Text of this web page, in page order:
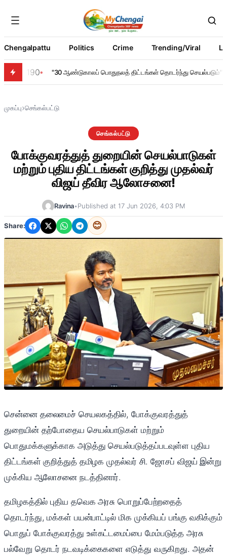
Chengalpattu Politics Crime Trending/Viral
190 "30 ஆண்டுகாலப் பொதுநலத் திட்டங்கள் தொடர்ந்து செயல்படும்" –
முகப்பு›செங்கல்பட்டு
செங்கல்பட்டு
போக்குவரத்துத் துறையின் செயல்பாடுகள்
மற்றும் புதிய திட்டங்கள் குறித்து முதல்வர்
விஜய் தீவிர ஆலோசனை!
Ravina•Published at 17 Jun 2026, 4:03 PM
Share: 😊
சென்னை தலைமைச் செயலகத்தில், போக்குவரத்துத்
துறையின் தற்போதைய செயல்பாடுகள் மற்றும்
பொதுமக்களுக்காக அடுத்து செயல்படுத்தப்படவுள்ள புதிய
திட்டங்கள் குறித்துத் தமிழக முதல்வர் சி. ஜோசப் விஜய் இன்று
முக்கிய ஆலோசனை நடத்தினார்.
தமிழகத்தில் புதிய தவெக அரசு பொறுப்பேற்றதைத்
தொடர்ந்து, மக்கள் பயன்பாட்டில் மிக முக்கியப் பங்கு வகிக்கும்
பொதுப் போக்குவரத்து உள்கட்டமைப்பை மேம்படுத்த அரசு
பல்வேறு தொடர் நடவடிக்கைகளை எடுத்து வருகிறது. அதன்